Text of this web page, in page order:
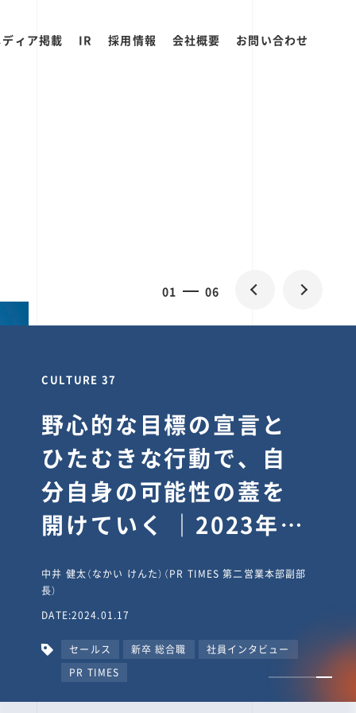
ィア掲載 IR 採用情報 会社概要 お問い合わせ
0 06